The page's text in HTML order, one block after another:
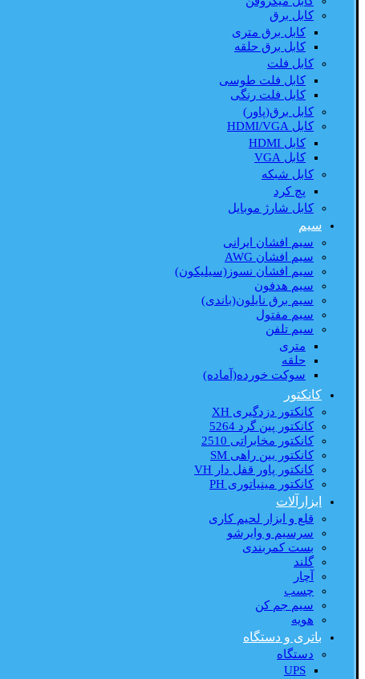
کابل برق
کابل برق متری
کابل برق حلقه
کابل فلت
کابل فلت طوسی
کابل فلت رنگی
کابل برق(پاور)
کابل HDMI/VGA
کابل HDMI
کابل VGA
کابل شبکه
پچ کرد
کابل شارژ موبایل
سیم
سیم افشان ایرانی
سیم افشان AWG
سیم افشان نسوز(سیلیکون)
سیم هدفون
سیم برق نایلون(باندی)
سیم مفتول
سیم تلفن
متری
حلقه
سوکت خورده(آماده)
کانکتور
کانکتور دزدگیری XH
کانکتور پین گرد 5264
کانکتور مخابراتی 2510
کانکتور بین راهی SM
کانکتور پاور قفل دار VH
کانکتور مینیاتوری PH
ابزارآلات
قلع و ابزار لحیم کاری
سرسیم و وایرشو
بست کمربندی
گلند
آچار
چسب
سیم جم کن
هویه
باتری و دستگاه
دستگاه
UPS